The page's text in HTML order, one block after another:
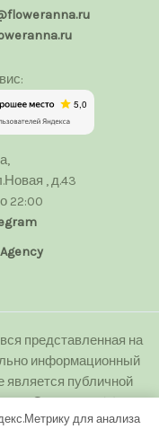
, д.43
22:00
представленная на
информационный
является публичной
Статьи 437(2)
Федерации.для анализа